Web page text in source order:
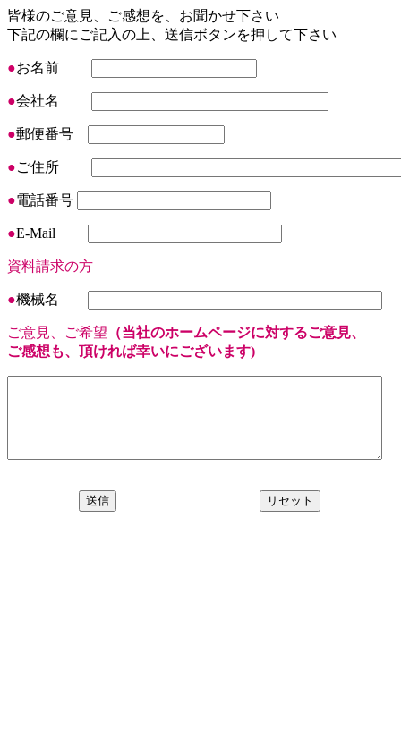
皆様のご意見、ご感想を、お聞かせ下さい
下記の欄にご記入の上、送信ボタンを押して下さい
●お名前
●会社名
●郵便番号
●ご住所
●電話番号
●E-Mail
資料請求の方
●機械名
ご意見、ご希望 （当社のホームページに対するご意見、
ご感想も、頂ければ幸いにございます)